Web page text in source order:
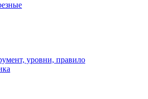
уровни, правило